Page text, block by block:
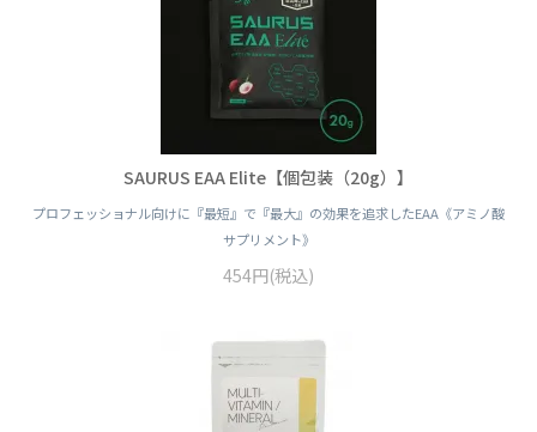
SAURUS EAA Elite【個包装（20g）】
プロフェッショナル向けに『最短』で『最大』の効果を追求したEAA《アミノ酸
サプリメント》
454円(税込)